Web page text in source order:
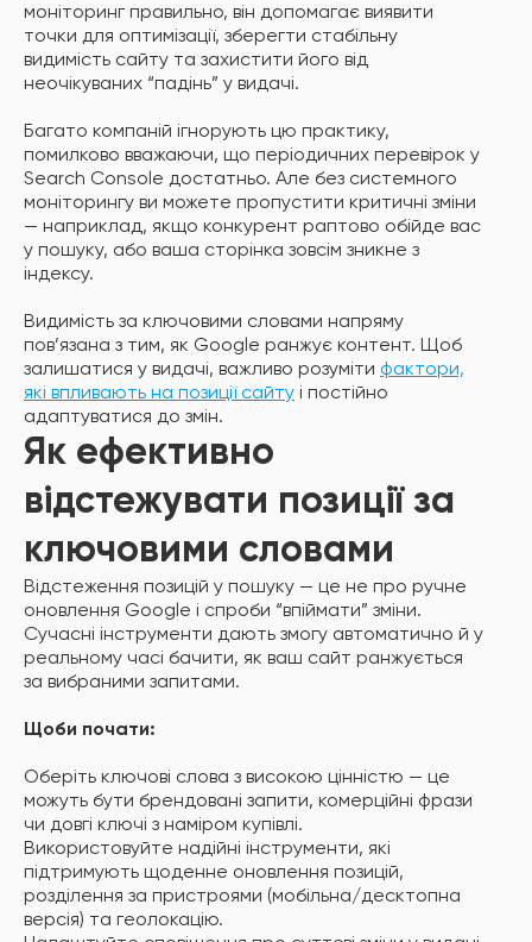
моніторинг правильно, він допомагає виявити
точки для оптимізації, зберегти стабільну
видимість сайту та захистити його від
неочікуваних “падінь” у видачі.
Багато компаній ігнорують цю практику,
помилково вважаючи, що періодичних перевірок у
Search Console достатньо. Але без системного
моніторингу ви можете пропустити критичні зміни
— наприклад, якщо конкурент раптово обійде вас
у пошуку, або ваша сторінка зовсім зникне з
індексу.
Видимість за ключовими словами напряму
пов’язана з тим, як Google ранжує контент. Щоб
залишатися у видачі, важливо розуміти фактори,
які впливають на позиції сайту і постійно
адаптуватися до змін.
Як ефективно
відстежувати позиції за
ключовими словами
Відстеження позицій у пошуку — це не про ручне
оновлення Google і спроби “впіймати” зміни.
Сучасні інструменти дають змогу автоматично й у
реальному часі бачити, як ваш сайт ранжується
за вибраними запитами.
Щоби почати:
Оберіть ключові слова з високою цінністю — це
можуть бути брендовані запити, комерційні фрази
чи довгі ключі з наміром купівлі.
Використовуйте надійні інструменти, які
підтримують щоденне оновлення позицій,
розділення за пристроями (мобільна/десктопна
версія) та геолокацію.